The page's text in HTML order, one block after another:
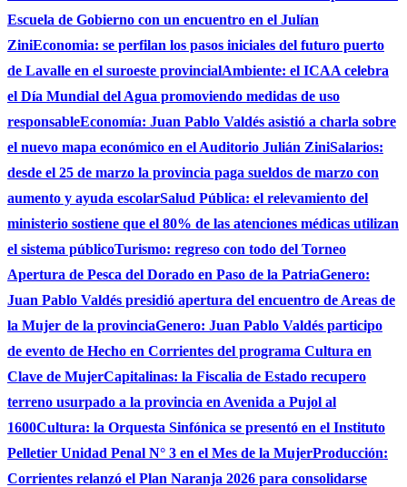
Escuela de Gobierno con un encuentro en el Julían
ZiniEconomia: se perfilan los pasos iniciales del futuro puerto
de Lavalle en el suroeste provincialAmbiente: el ICAA celebra
el Día Mundial del Agua promoviendo medidas de uso
responsableEconomía: Juan Pablo Valdés asistió a charla sobre
el nuevo mapa económico en el Auditorio Julián ZiniSalarios:
desde el 25 de marzo la provincia paga sueldos de marzo con
aumento y ayuda escolarSalud Pública: el relevamiento del
ministerio sostiene que el 80% de las atenciones médicas utilizan
el sistema públicoTurismo: regreso con todo del Torneo
Apertura de Pesca del Dorado en Paso de la PatriaGenero:
Juan Pablo Valdés presidió apertura del encuentro de Areas de
la Mujer de la provinciaGenero: Juan Pablo Valdés participo
de evento de Hecho en Corrientes del programa Cultura en
Clave de MujerCapitalinas: la Fiscalia de Estado recupero
terreno usurpado a la provincia en Avenida a Pujol al
1600Cultura: la Orquesta Sinfónica se presentó en el Instituto
Pelletier Unidad Penal N° 3 en el Mes de la MujerProducción:
Corrientes relanzó el Plan Naranja 2026 para consolidarse